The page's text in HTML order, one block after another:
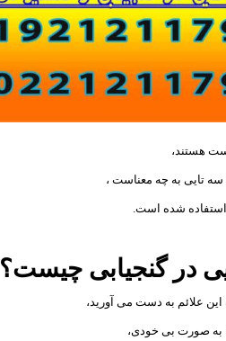
هستند،
سه تایی به چه معناست ،
شده است.
در گنجیابی چیست؟
این علائم به دست می آورید،
به صورت بی خودی،